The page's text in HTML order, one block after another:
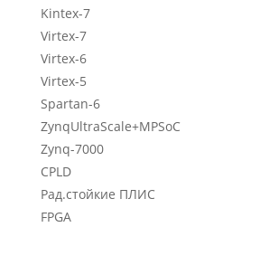
Kintex-7
Virtex-7
Virtex-6
Virtex-5
Spartan-6
ZynqUltraScale+MPSoC
Zynq-7000
CPLD
Рад.стойкие ПЛИС
FPGA